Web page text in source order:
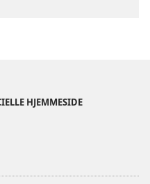
HJEMMESIDE